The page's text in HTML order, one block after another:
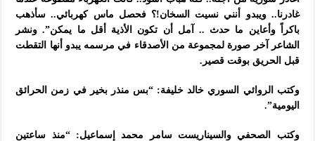
غادرنا.. ويبدو أنني نسيت السخان!؟ فحصل ماس كهربائي.. سأذهب
باكراً وأعاين ما حدث .. آمل أن تكون الأذية أقل ما يمكن”. ونشر
الشاعر آخر صورة لمجموعة من الأصدقاء في مرسمه يبدو أنها التقطت
قبل الحريق بوقت قصير.
وكتب الروائي السوري خالد خليفة: “بس منذر بخير في زمن الحرائق
اليومية”.
وكتب الصحفي والسيناريست سامر محمد إسماعيل: “منذ ساعتين